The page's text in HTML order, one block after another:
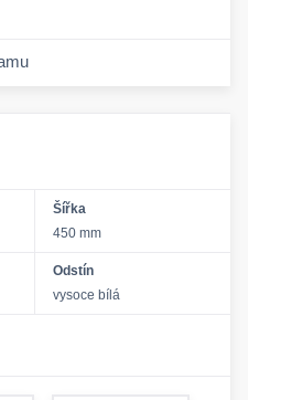
Šířka
450 mm
Odstín
vysoce bílá